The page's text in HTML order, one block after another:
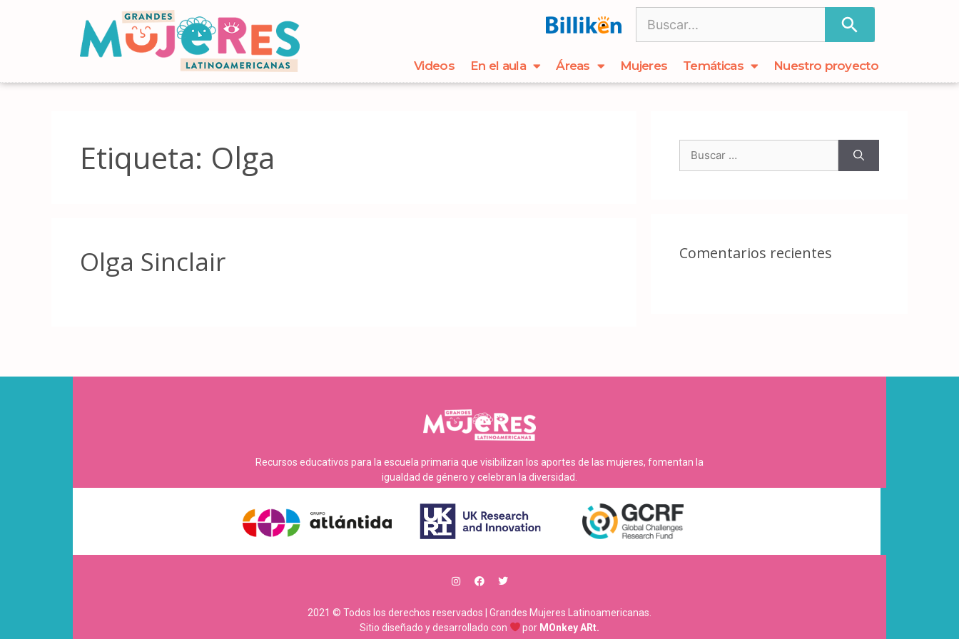
Videos En el aula Áreas Mujeres Temáticas Nuestro proyecto
Etiqueta: Olga
Olga Sinclair Comentarios recientes
Recursos educativos para la escuela primaria que visibilizan los aportes de las mujeres, fomentan la
igualdad de género y celebran la diversidad.
2021 © Todos los derechos reservados | Grandes Mujeres Latinoamericanas.
Sitio diseñado y desarrollado con
por MOnkey ARt.